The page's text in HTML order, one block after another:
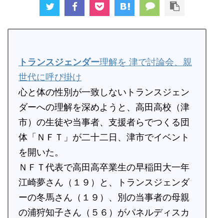
トランスジェンダー理解を 津で討論会、親
世代に呼び掛け
心と体の性別が一致しないトランスジェン
ダーへの理解を深めようと、高田高校（津
市）の生徒や当事者、支援者らでつくる団
体「ＮＦＴ」が二十二日、津市でイベント
を開いた。
ＮＦＴ代表で高田高卒業生の早稲田大一年
江崎夢さん（１９）と、トランスジェンダ
ーの冬馬さん（１９）、別の当事者の母親
の浦狩知子さん（５６）がパネルディスカ